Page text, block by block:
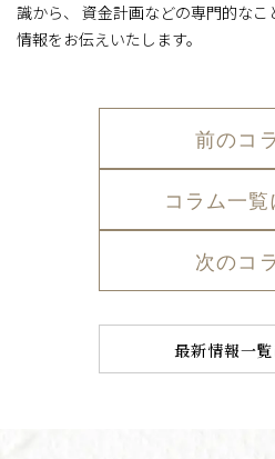
識から、 資金計画などの専門的な
情報をお伝えいたします。
前のコ
コラム一覧
次のコ
最新情報一覧